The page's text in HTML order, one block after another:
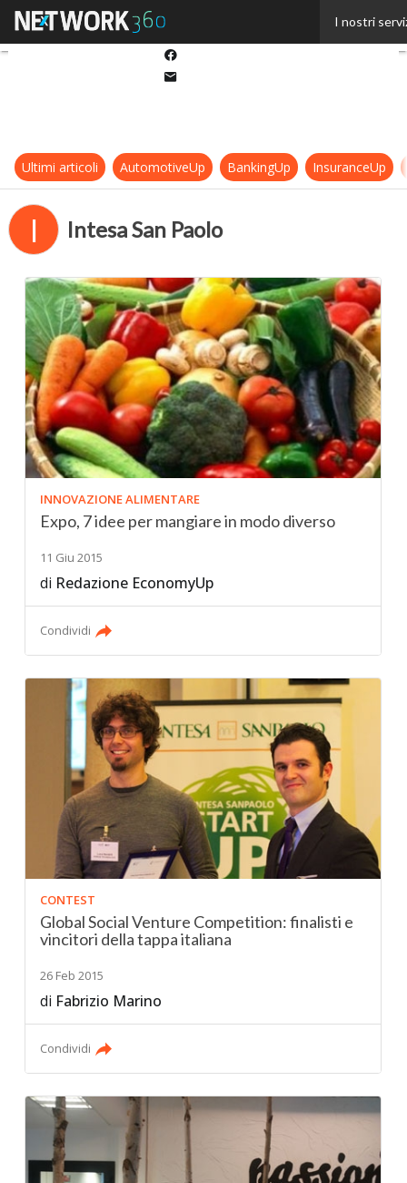
I nostri
Ultimi articoli AutomotiveUp BankingUp InsuranceUp
I Intesa San Paolo
INNOVAZIONE ALIMENTARE
Expo, 7 idee per mangiare in modo diverso
11 Giu 2015
di Redazione EconomyUp
Condividi
CONTEST
Global Social Venture Competition: finalisti e
vincitori della tappa italiana
26 Feb 2015
di Fabrizio Marino
Condividi